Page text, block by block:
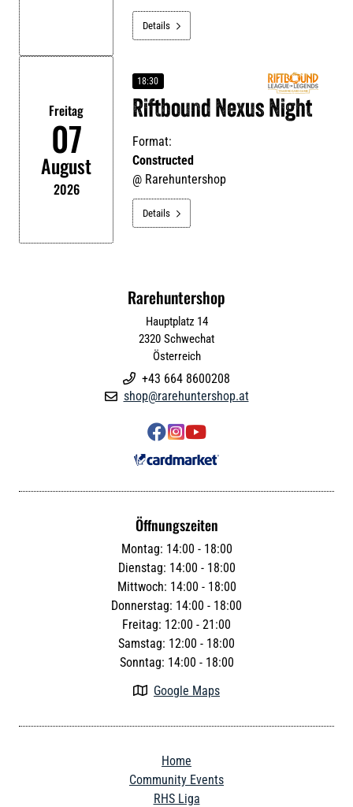
Details 
Freitag
07
August
2026
18:30
Riftbound Nexus Night
Format:
Constructed
@ Rarehuntershop
Details 
Rarehuntershop
Hauptplatz 14
2320 Schwechat
Österreich
 +43 664 8600208
 shop@rarehuntershop.at

Öffnungszeiten
Montag: 14:00 - 18:00
Dienstag: 14:00 - 18:00
Mittwoch: 14:00 - 18:00
Donnerstag: 14:00 - 18:00
Freitag: 12:00 - 21:00
Samstag: 12:00 - 18:00
Sonntag: 14:00 - 18:00
 Google Maps
Home
Community Events
RHS Liga